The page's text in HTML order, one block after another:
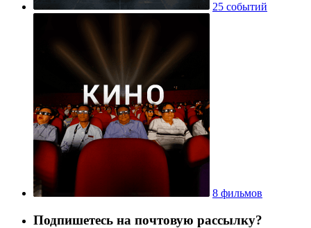
25 событий
8 фильмов
Подпишетесь на почтовую рассылку?